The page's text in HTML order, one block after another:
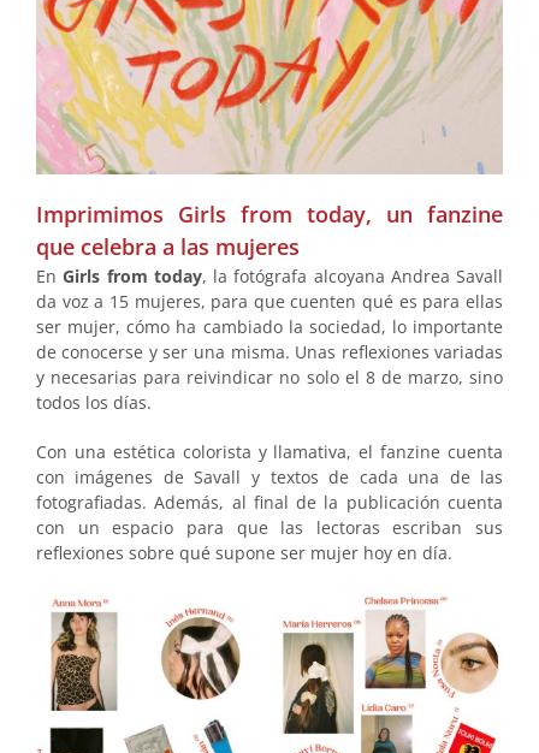
Imprimimos Girls from today, un fanzine
que celebra a las mujeres
EnGirls from today, la fotógrafa alcoyana Andrea Savall
da voz a 15 mujeres, para que cuenten qué es para ellas
ser mujer, cómo ha cambiado la sociedad, lo importante
de conocerse y ser una misma. Unas reflexiones variadas
y necesarias para reivindicar no solo el 8 de marzo, sino
todos los días.
Con una estética colorista y llamativa, el fanzine cuenta
con imágenes de Savall y textos de cada una de las
fotografiadas. Además, al final de la publicación cuenta
con un espacio para que las lectoras escriban sus
reflexiones sobre qué supone ser mujer hoy en día.